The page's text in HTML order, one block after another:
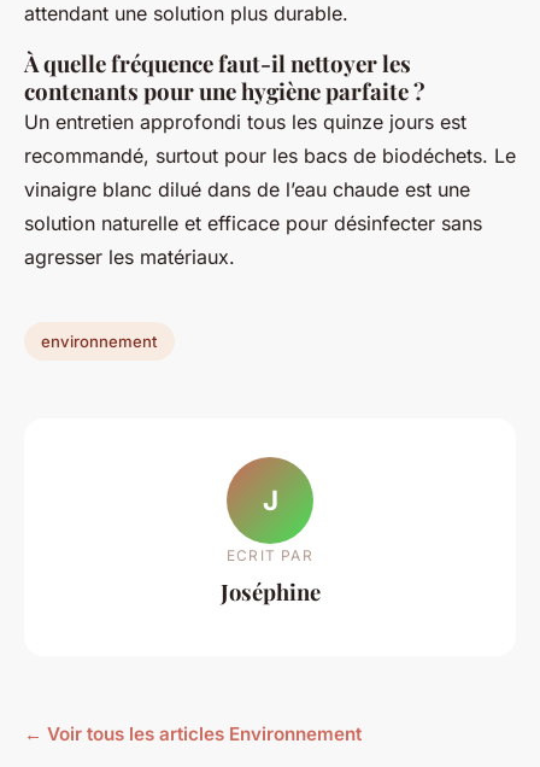
attendant une solution plus durable.
À quelle fréquence faut-il nettoyer les
contenants pour une hygiène parfaite ?
Un entretien approfondi tous les quinze jours est
recommandé, surtout pour les bacs de biodéchets. Le
vinaigre blanc dilué dans de l’eau chaude est une
solution naturelle et efficace pour désinfecter sans
agresser les matériaux.
environnement
J
ECRIT PAR
Joséphine
← Voir tous les articles Environnement